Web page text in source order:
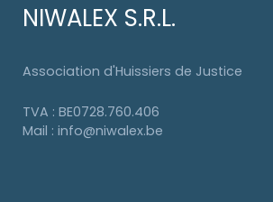
NIWALEX S.R.L.
Association d'Huissiers de Justice
TVA : BE0728.760.406
Mail : info@niwalex.be